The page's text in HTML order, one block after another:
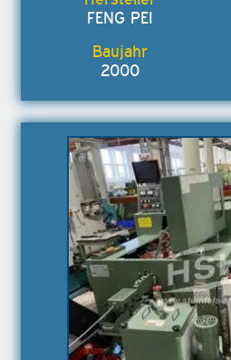
FENG PEI
2000